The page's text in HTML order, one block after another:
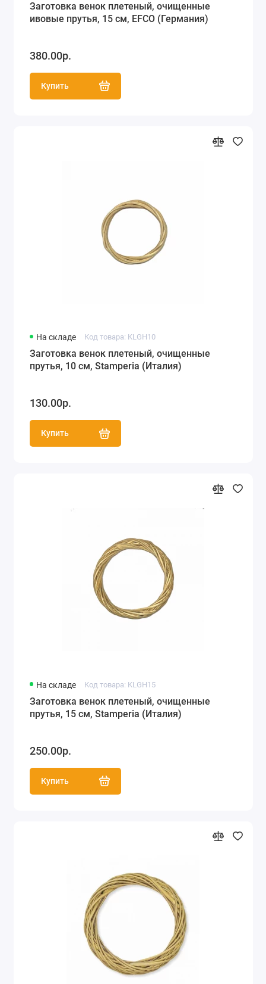
Заготовка венок плетеный, очищенные
ивовые прутья, 15 см, EFCO (Германия)
380.00р.
Купить
На складе Код товара: KLGH10
Заготовка венок плетеный, очищенные
прутья, 10 см, Stamperia (Италия)
130.00р.
Купить
На складе Код товара: KLGH15
Заготовка венок плетеный, очищенные
прутья, 15 см, Stamperia (Италия)
250.00р.
Купить